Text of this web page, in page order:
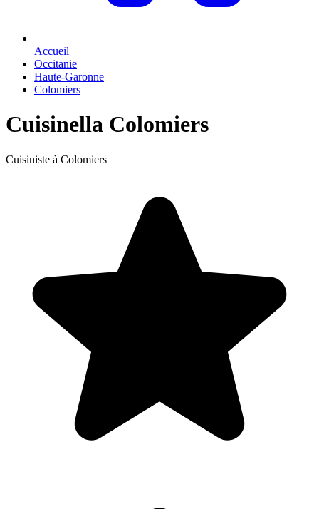
Accueil
Occitanie
Haute-Garonne
Colomiers
Cuisinella Colomiers
Cuisiniste à Colomiers